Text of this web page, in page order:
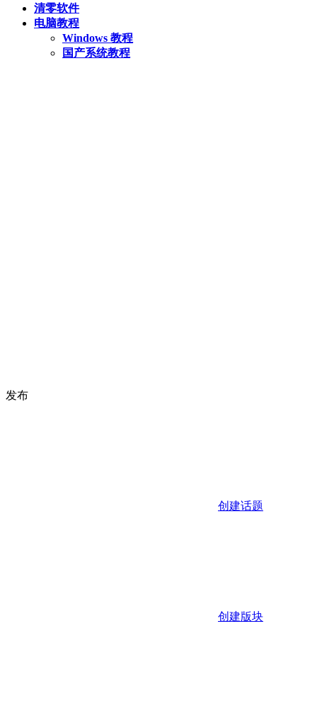
清零软件
电脑教程
Windows 教程
国产系统教程
发布
创建话题
创建版块